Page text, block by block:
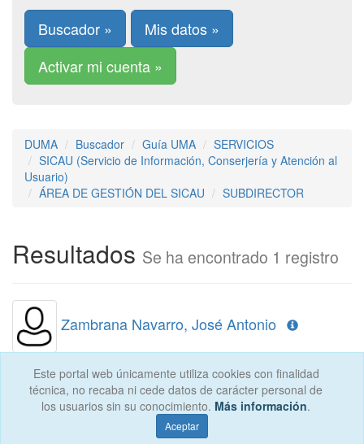
Buscador »
Mis datos »
Activar mi cuenta »
DUMA Buscador Guía UMA
SERVICIOS
SICAU (Servicio de Información, Conserjería y Atención al
Usuario)
ÁREA DE GESTIÓN DEL SICAU
SUBDIRECTOR
Resultados Se ha encontrado 1 registro
Zambrana Navarro, José Antonio
Universidad de Málaga Avda. Cervantes, 2, 29071
MÁLAGA Tel. 952 13 13 13
Este portal web únicamente utiliza cookies con finalidad
técnica, no recaba ni cede datos de carácter personal de
los usuarios sin su conocimiento. Más información.
Aceptar